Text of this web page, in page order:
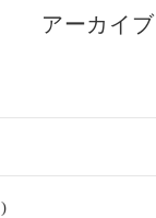
アーカイブ